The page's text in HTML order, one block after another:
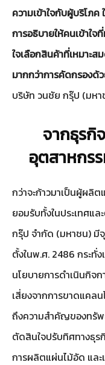
ความเข้าใจกับผู้บริโภ
การอธิบายให้คนเข้าใ
ใจเลือกสินค้าที่เหมาะส
มากกว่าการคัดกรองด้ว
บริษัท วนชัย กรุ๊ป (มหา
จากธุรกิ
อุตสาหกร
กว่าจะก้าวมาเป็นผู้ผลิ
ยอมรับทั้งในประเทศแ
กรุ๊ป จำกัด (มหาชน) มี
ตั้งในพ.ศ. 2486 กระทั่
นโยบายการดำเนินกิจ
เสี่ยงจากการขาดแคล
ถึงความสำคัญของทรั
ตัดสินใจปรับทิศทางธุร
การผลิตแผ่นไม้อัด แล